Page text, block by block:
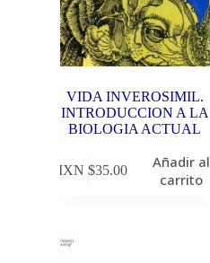
VIDA INVEROSIMIL.
INTRODUCCION A LA
BIOLOGIA ACTUAL
MXN $35.00
Añadir al
carrito